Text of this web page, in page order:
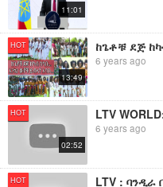
11:01
HOT
13:49
6 years ago
HOT
02:52
LTV
6 years ago
HOT